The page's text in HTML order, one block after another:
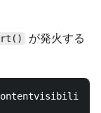
が発火する